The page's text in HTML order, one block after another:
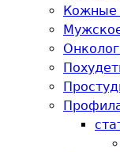
Кожные